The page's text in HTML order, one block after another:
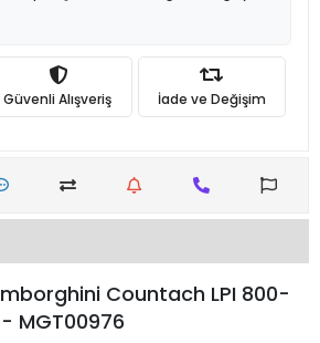
Güvenli Alışveriş İade ve Değişim
Countach LPI 800-
MGT00976